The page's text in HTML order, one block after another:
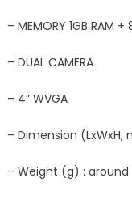
– MEMORY 1GB RAM +
– DUAL CAMERA
– 4” WVGA
– Dimension
– Weight (g) : around